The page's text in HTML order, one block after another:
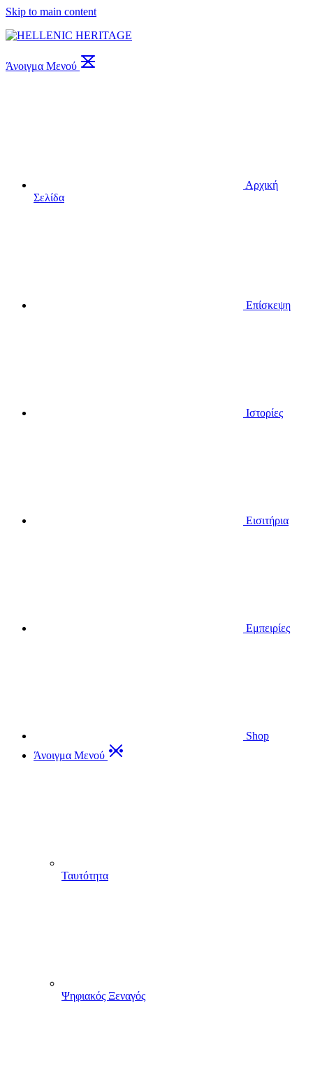
Skip to main content
Άνοιγμα Μενού
Αρχική
Σελίδα
Επίσκεψη
Ιστορίες
Εισιτήρια
Εμπειρίες
Shop
Άνοιγμα Μενού
Ταυτότητα
Ψηφιακός Ξεναγός